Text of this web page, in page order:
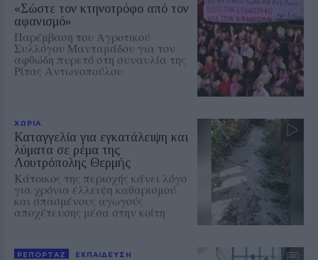
«Σώστε τον κτηνοτρόφο από τον
αφανισμό»
Παρέμβαση του Αγροτικού
Συλλόγου Μανταμάδου για τον
αφθώδη πυρετό στη συναυλία της
Ρίτας Αντωνοπούλου
ΧΩΡΙΑ
Καταγγελία για εγκατάλειψη και
λύματα σε ρέμα της
Λουτρόπολης Θερμής
Κάτοικος της περιοχής κάνει λόγο
για χρόνια έλλειψη καθαρισμού
και σπασμένους αγωγούς
αποχέτευσης μέσα στην κοίτη
ΡΕΠΟΡΤΑΖ ΕΚΠΑΙΔΕΥΣΗ